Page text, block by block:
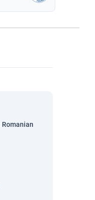
Romanian